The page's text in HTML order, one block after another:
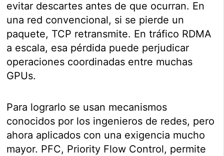
evitar descartes antes de que ocurran. En
una red convencional, si se pierde un
paquete, TCP retransmite. En tráfico RDMA
a escala, esa pérdida puede perjudicar
operaciones coordinadas entre muchas
GPUs.
Para lograrlo se usan mecanismos
conocidos por los ingenieros de redes, pero
ahora aplicados con una exigencia mucho
mayor. PFC, Priority Flow Control, permite